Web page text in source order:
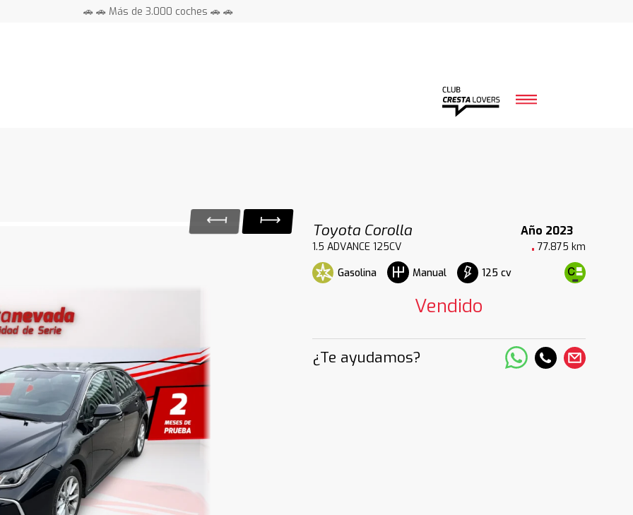
📍 Centros en toda España ⭐
Toyota Corolla
Año 2023
1.5 ADVANCE 125CV
77.875 km
Gasolina
Manual 125 cv
Vendido
¿Te ayudamos?